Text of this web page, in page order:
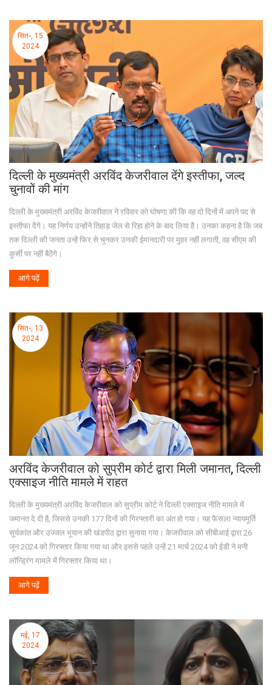
सित॰, 15
2024
दिल्ली के मुख्यमंत्री अरविंद केजरीवाल देंगे इस्तीफा, जल्द
चुनावों की मांग
दिल्ली के मुख्यमंत्री अरविंद केजरीवाल ने रविवार को घोषणा की कि वह दो दिनों में अपने पद से
इस्तीफा देंगे। यह निर्णय उन्होंने तिहाड़ जेल से रिहा होने के बाद लिया है। उनका कहना है कि जब
तक दिल्ली की जनता उन्हें फिर से चुनकर उनकी ईमानदारी पर मुहर नहीं लगाती, वह सीएम की
कुर्सी पर नहीं बैठेंगे।
आगे पढ़ें
सित॰, 13
2024
अरविंद केजरीवाल को सुप्रीम कोर्ट द्वारा मिली जमानत, दिल्ली
एक्साइज नीति मामले में राहत
दिल्ली के मुख्यमंत्री अरविंद केजरीवाल को सुप्रीम कोर्ट ने दिल्ली एक्साइज नीति मामले में
जमानत दे दी है, जिससे उनकी 177 दिनों की गिरफ्तारी का अंत हो गया। यह फैसला न्यायमूर्ति
सूर्यकांत और उज्जल भूयान की खंडपीठ द्वारा सुनाया गया। केजरीवाल को सीबीआई द्वारा 26
जून 2024 को गिरफ्तार किया गया था और इससे पहले उन्हें 21 मार्च 2024 को ईडी ने मनी
लॉन्ड्रिंग मामले में गिरफ्तार किया था।
आगे पढ़ें
मई, 17
2024